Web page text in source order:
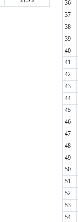
36
37
38
39
40
41
42
43
44
45
46
47
48
49
50
51
52
53
54